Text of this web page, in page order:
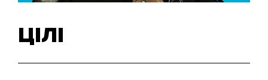
ЦІЛІ